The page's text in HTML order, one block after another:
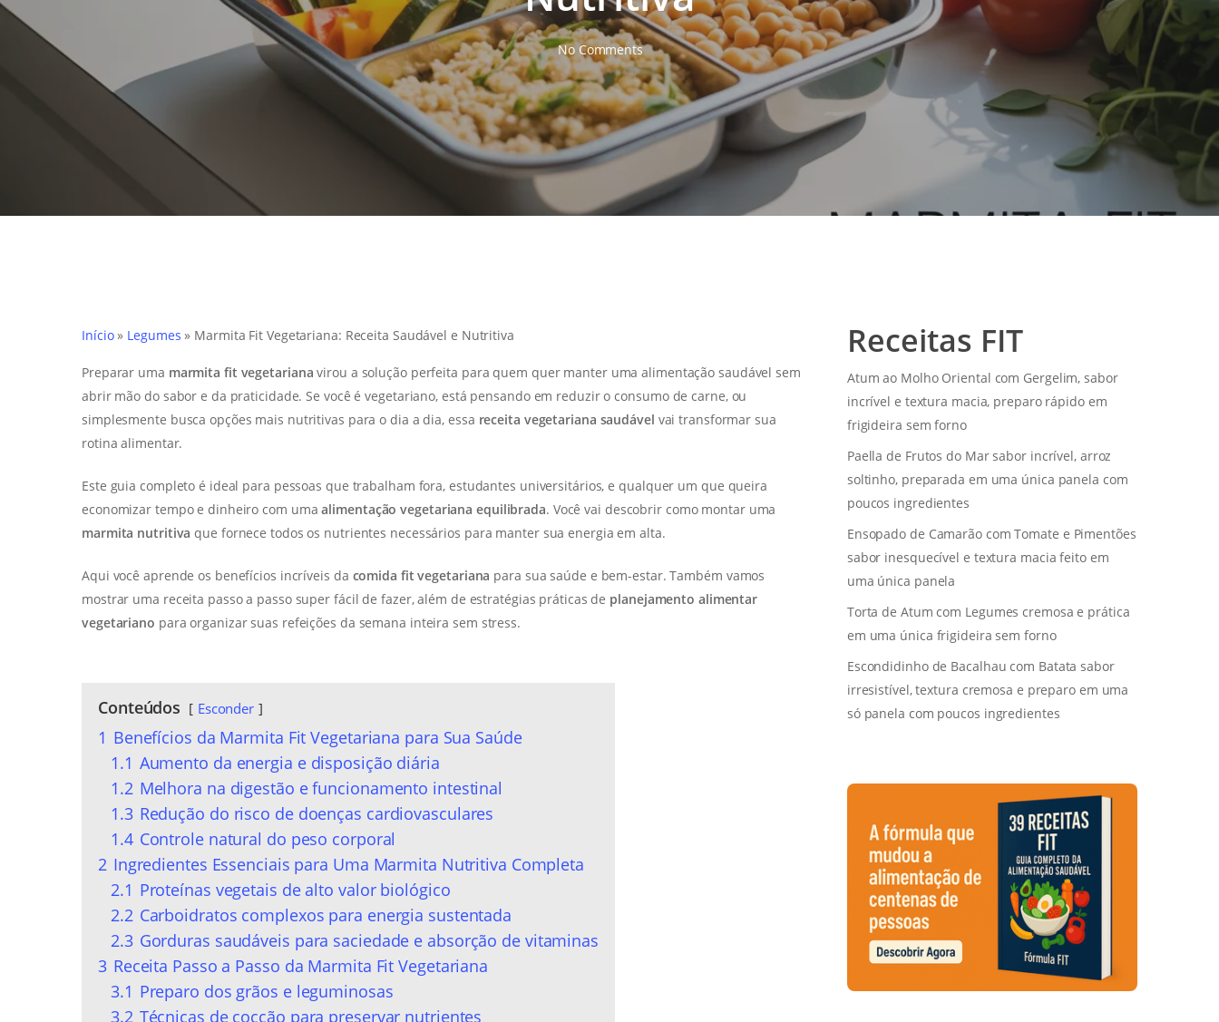
No Comments
Início» Legumes » Marmita Fit Vegetariana: Receita Saudável e Nutritiva
Preparar uma marmita fit vegetariana virou a solução perfeita para quem quer manter uma alimentação saudável sem
abrir mão do sabor e da praticidade. Se você é vegetariano, está pensando em reduzir o consumo de carne, ou
simplesmente busca opções mais nutritivas para o dia a dia, essa receita vegetariana saudável vai transformar sua
rotina alimentar.
Este guia completo é ideal para pessoas que trabalham fora, estudantes universitários, e qualquer um que queira
economizar tempo e dinheiro com umaalimentação vegetariana equilibrada. Você vai descobrir como montar uma
marmita nutritiva que fornece todos os nutrientes necessários para manter sua energia em alta.
Aqui você aprende os benefícios incríveis da comida fit vegetariana para sua saúde e bem-estar. Também vamos
mostrar uma receita passo a passo super fácil de fazer, além de estratégias práticas de planejamento alimentar
vegetariano para organizar suas refeições da semana inteira sem stress.
Conteúdos Esconder
1 Benefícios da Marmita Fit Vegetariana para Sua Saúde
1.1 Aumento da energia e disposição diária
1.2 Melhora na digestão e funcionamento intestinal
1.3 Redução do risco de doenças cardiovasculares
1.4 Controle natural do peso corporal
2 Ingredientes Essenciais para Uma Marmita Nutritiva Completa
2.1 Proteínas vegetais de alto valor biológico
2.2 Carboidratos complexos para energia sustentada
2.3 Gorduras saudáveis para saciedade e absorção de vitaminas
3 Receita Passo a Passo da Marmita Fit Vegetariana
3.1 Preparo dos grãos e leguminosas
3.2 Técnicas de cocção para preservar nutrientes
Receitas FIT
Atum ao Molho Oriental com Gergelim, sabor
incrível e textura macia, preparo rápido em
frigideira sem forno
Paella de Frutos do Mar sabor incrível, arroz
soltinho, preparada em uma única panela com
poucos ingredientes
Ensopado de Camarão com Tomate e Pimentões
sabor inesquecível e textura macia feito em
uma única panela
Torta de Atum com Legumes cremosa e prática
em uma única frigideira sem forno
Escondidinho de Bacalhau com Batata sabor
irresistível, textura cremosa e preparo em uma
só panela com poucos ingredientes